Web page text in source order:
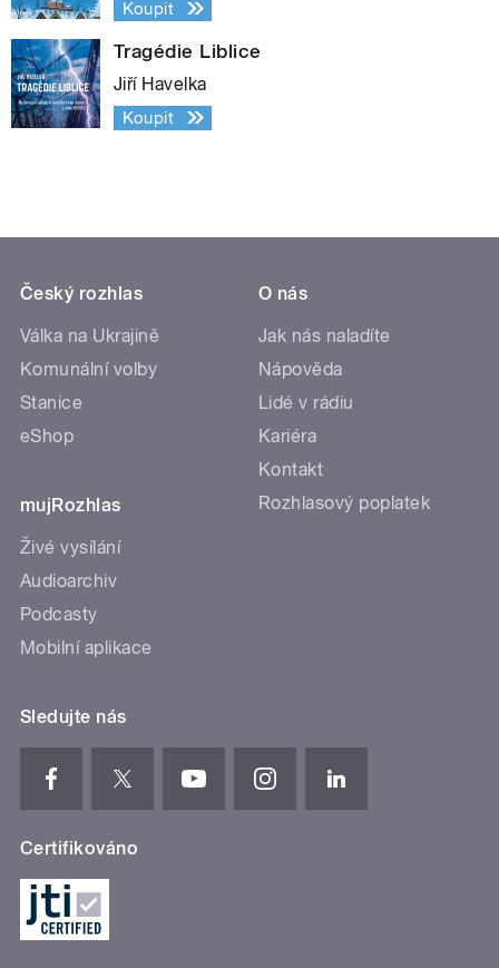
Koupit
Tragédie Liblice
Jiří Havelka
Koupit
Český rozhlas
Válka na Ukrajině
Komunální volby
Stanice
eShop
mujRozhlas
Živé vysílání
Audioarchiv
Podcasty
Mobilní aplikace
O nás
Jak nás naladíte
Nápověda
Lidé v rádiu
Kariéra
Kontakt
Rozhlasový poplatek
Sledujte nás
Certifikováno